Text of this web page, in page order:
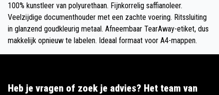
100% kunstleer van polyurethaan. Fijnkorrelig saffianoleer.
Veelzijdige documenthouder met een zachte voering. Ritssluiting
in glanzend goudkleurig metaal. Afneembaar TearAway-etiket, dus
makkelijk opnieuw te labelen. Ideaal formaat voor A4-mappen.
Heb je vragen of zoek je advies? Het team van